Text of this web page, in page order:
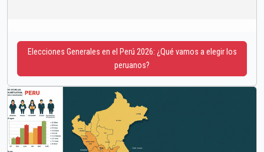
Elecciones Generales en el Perú 2026: ¿Qué vamos a elegir los
peruanos?